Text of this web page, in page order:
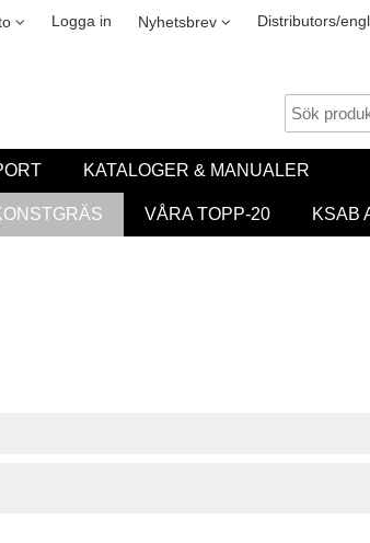
Logga in Nyhetsbrev
Newsletter Distributors/
KATALOGER & MANUALER
VÅRA TOPP-20 KSAB